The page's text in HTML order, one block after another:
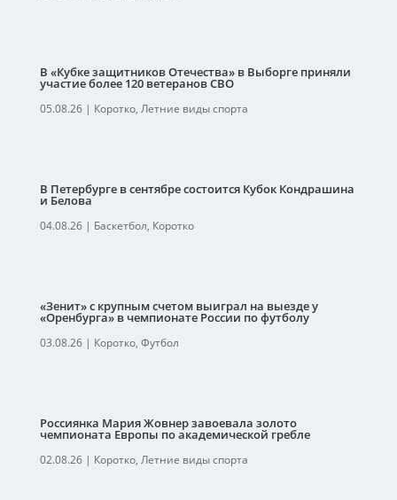
В «Кубке защитников Отечества» в Выборге приняли
участие более 120 ветеранов СВО
05.08.26| Коротко, Летние виды спорта
В Петербурге в сентябре состоится Кубок Кондрашина
и Белова
04.08.26| Баскетбол, Коротко
«Зенит» с крупным счетом выиграл на выезде у
«Оренбурга» в чемпионате России по футболу
03.08.26| Коротко, Футбол
Россиянка Мария Жовнер завоевала золото
чемпионата Европы по академической гребле
02.08.26| Коротко, Летние виды спорта